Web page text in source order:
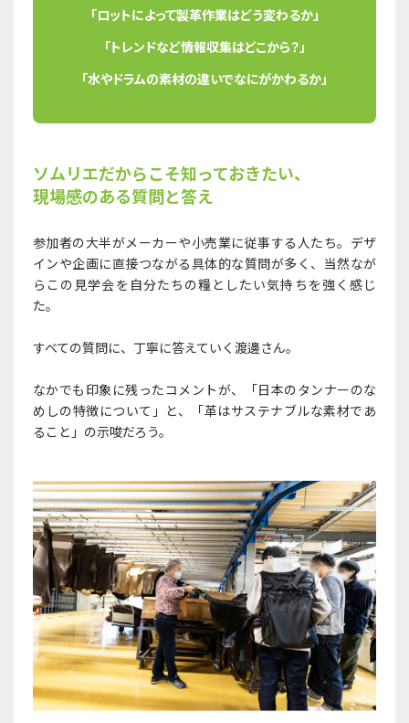
「ロットによって製革作業はどう変わるか」
「トレンドなど情報収集はどこから？」
「水やドラムの素材の違いでなにがかわるか」
ソムリエだからこそ知っておきたい、
現場感のある質問と答え
参加者の大半がメーカーや小売業に従事する人たち。デザ
インや企画に直接つながる具体的な質問が多く、当然なが
らこの見学会を自分たちの糧としたい気持ちを強く感じ
た。
すべての質問に、丁寧に答えていく渡邊さん。
なかでも印象に残ったコメントが、「日本のタンナーのな
めしの特徴について」と、「革はサステナブルな素材であ
ること」の示唆だろう。